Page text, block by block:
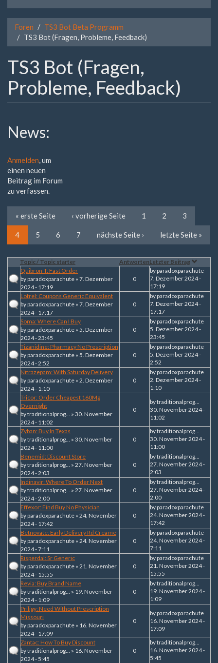
Foren
TS3 Bot Beta Programm
TS3 Bot (Fragen, Probleme, Feedback)
TS3 Bot (Fragen,
Probleme, Feedback)
News:
Anmelden, um
einen neuen
Beitrag im Forum
zu verfassen.
« erste Seite ‹ vorherige Seite 1 2 3
4 5 6 7 nächste Seite › letzte Seite »
Topic / Topic starter AntwortenLetzter Beitrag
Quibron-T: Fast Order
byparadoxparachute » 7. Dezember
2024 - 17:19
0
byparadoxparachute
7. Dezember 2024 -
17:19
Lotrel: Coupons Generic Equivalent
byparadoxparachute » 7. Dezember
2024 - 17:17
0
byparadoxparachute
7. Dezember 2024 -
17:17
Soma: Where Can I Buy
byparadoxparachute » 5. Dezember
2024 - 23:45
0
byparadoxparachute
5. Dezember 2024 -
23:45
Tizanidine: Pharmacy No Prescription
byparadoxparachute » 5. Dezember
2024 - 2:52
0
byparadoxparachute
5. Dezember 2024 -
2:52
Nitrazepam: With Saturday Delivery
byparadoxparachute » 2. Dezember
2024 - 1:10
0
byparadoxparachute
2. Dezember 2024 -
1:10
Tricor: Order Cheapest 160Mg
Overnight
bytraditionalprog... » 30. November
2024 - 11:02
0
bytraditionalprog...
30. November 2024 -
11:02
Zyban: Buy In Texas
bytraditionalprog... » 30. November
2024 - 11:00
0
bytraditionalprog...
30. November 2024 -
11:00
Benemid: Discount Store
bytraditionalprog... » 27. November
2024 - 2:03
0
bytraditionalprog...
27. November 2024 -
2:03
Indinavir: Where To Order Next
bytraditionalprog... » 27. November
2024 - 2:00
0
bytraditionalprog...
27. November 2024 -
2:00
Effexor: Find Buy No Physician
byparadoxparachute » 24. November
2024 - 17:42
0
byparadoxparachute
24. November 2024 -
17:42
Betnovate: Early Delivery Rd Creame
byparadoxparachute » 24. November
2024 - 7:11
0
byparadoxparachute
24. November 2024 -
7:11
Risperdal: Sr Generic
byparadoxparachute » 21. November
2024 - 15:55
0
byparadoxparachute
21. November 2024 -
15:55
Revia: Buy Brand Name
bytraditionalprog... » 19. November
2024 - 1:09
0
bytraditionalprog...
19. November 2024 -
1:09
Priligy: Need Without Prescription
Missouri
byparadoxparachute » 16. November
2024 - 17:09
0
byparadoxparachute
16. November 2024 -
17:09
Zantac: How To Buy Discount
bytraditionalprog... » 16. November
2024 - 5:45
0
bytraditionalprog...
16. November 2024 -
5:45